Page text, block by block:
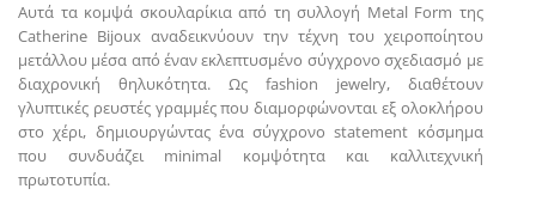
Αυτά τα κομψά σκουλαρίκια από τη συλλογή Metal Form της
Catherine Bijoux αναδεικνύουν την τέχνη του χειροποίητου
μετάλλου μέσα από έναν εκλεπτυσμένο σύγχρονο σχεδιασμό με
διαχρονική θηλυκότητα. Ως fashion jewelry, διαθέτουν
γλυπτικές ρευστές γραμμές που διαμορφώνονται εξ ολοκλήρου
στο χέρι, δημιουργώντας ένα σύγχρονο statement κόσμημα
που συνδυάζει minimal κομψότητα και καλλιτεχνική
πρωτοτυπία.